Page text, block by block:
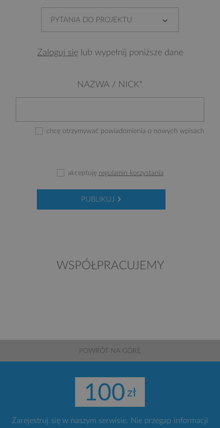
PYTANIA DO PROJEKTU
Zaloguj sięlub wypełnij poniższe dane
NAZWA / NICK*
chcę otrzymywać powiadomienia o nowych wpisach
akceptuję regulamin korzystania
PUBLIKUJ
WSPÓŁPRACUJEMY
POWRÓT NA GÓRĘ
100
Zarejestruj się w naszym serwisie. Nie przegap informacji